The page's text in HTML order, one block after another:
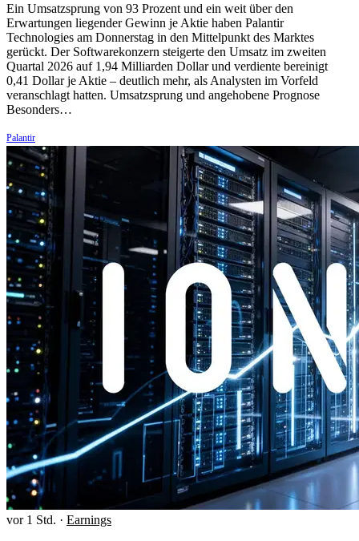
Ein Umsatzsprung von 93 Prozent und ein weit über den
Erwartungen liegender Gewinn je Aktie haben Palantir
Technologies am Donnerstag in den Mittelpunkt des Marktes
gerückt. Der Softwarekonzern steigerte den Umsatz im zweiten
Quartal 2026 auf 1,94 Milliarden Dollar und verdiente bereinigt
0,41 Dollar je Aktie – deutlich mehr, als Analysten im Vorfeld
veranschlagt hatten. Umsatzsprung und angehobene Prognose
Besonders…
Palantir
vor 1 Std. · Earnings